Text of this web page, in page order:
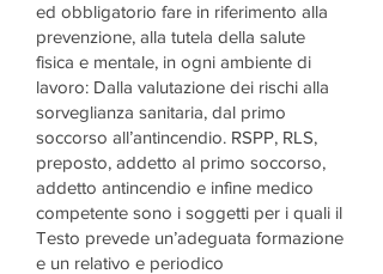
ed obbligatorio fare in riferimento alla
prevenzione, alla tutela della salute
fisica e mentale, in ogni ambiente di
lavoro: Dalla valutazione dei rischi alla
sorveglianza sanitaria, dal primo
soccorso all’antincendio. RSPP, RLS,
preposto, addetto al primo soccorso,
addetto antincendio e infine medico
competente sono i soggetti per i quali il
Testo prevede un’adeguata formazione
e un relativo e periodico